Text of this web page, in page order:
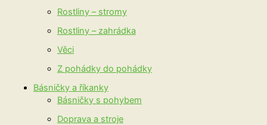
Rostliny – stromy
Rostliny – zahrádka
Věci
Z pohádky do pohádky
Básničky a říkanky
Básničky s pohybem
Doprava a stroje